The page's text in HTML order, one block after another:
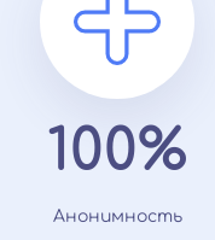
100%
Анонимность